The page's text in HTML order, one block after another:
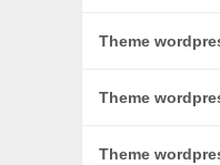
Theme
Theme
Theme